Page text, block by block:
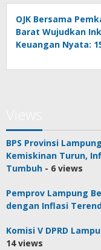
OJK Bersama
Barat Wujudkan
Keuangan Nyata:
Asuransi Jiwa
BPS Provinsi
Kemiskinan Turun,
Tumbuh - 6 views
Pemprov Lampung
dengan Inflasi
Komisi V DPRD
14 views